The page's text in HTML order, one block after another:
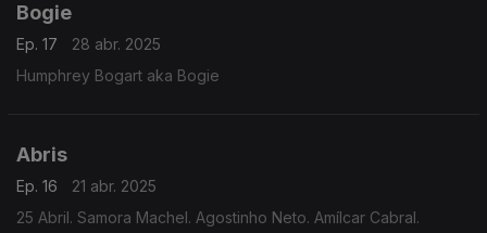
Bogie
Ep. 17
28 abr. 2025
Humphrey Bogart aka Bogie
Abris
Ep. 16
21 abr. 2025
25 Abril. Samora Machel. Agostinho Neto. Amílcar Cabral.